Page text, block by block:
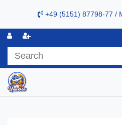
+49 (5151) 87798-77 /